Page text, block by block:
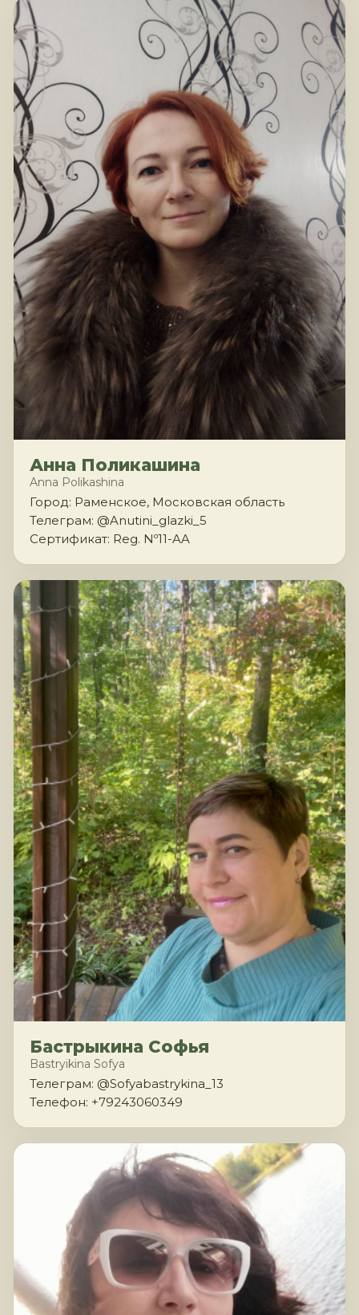
Анна Поликашина
Anna Polikashina
Город: Раменское, Московская область
Телеграм: @Anutini_glazki_5
Сертификат: Reg. Nº11-AA
Бастрыкина Софья
Bastryikina Sofya
Телеграм: @Sofyabastrykina_13
Телефон: +79243060349